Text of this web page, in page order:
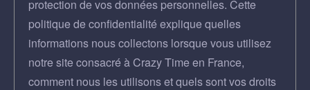
protection de vos données personnelles. Cette
politique de confidentialité explique quelles
informations nous collectons lorsque vous utilisez
notre site consacré à Crazy Time en France,
comment nous les utilisons et quels sont vos droits